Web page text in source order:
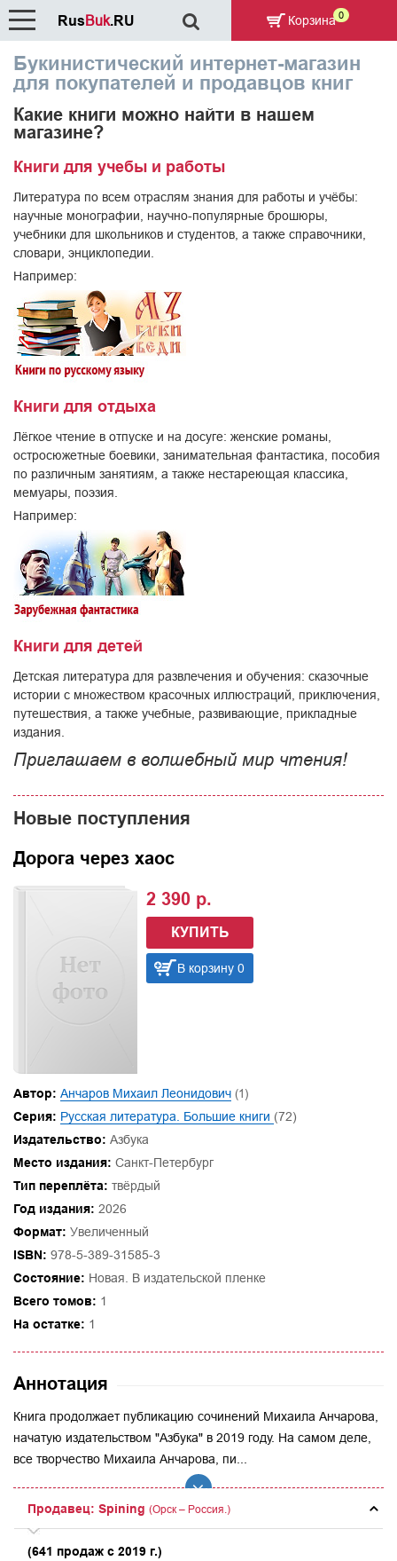
Букинистический интернет-магазин
для покупателей и продавцов книг
Какие книги можно найти в нашем
магазине?
Книги для учебы и работы
Литература по всем отраслям знания для работы и учёбы:
научные монографии, научно-популярные брошюры,
учебники для школьников и студентов, а также справочники,
словари, энциклопедии.
Например:
Книги для отдыха
Лёгкое чтение в отпуске и на досуге: женские романы,
остросюжетные боевики, занимательная фантастика, пособия
по различным занятиям, а также нестареющая классика,
мемуары, поэзия.
Например:
Книги для детей
Детская литература для развлечения и обучения: сказочные
истории с множеством красочных иллюстраций, приключения,
путешествия, а также учебные, развивающие, прикладные
издания.
Приглашаем в волшебный мир чтения!
Новые поступления
Дорога через хаос
2 390 р.
КУПИТЬ
В корзину 0
Автор: Анчаров Михаил Леонидович (1)
Серия: Русская литература. Большие книги (72)
Издательство: Азбука
Место издания: Санкт-Петербург
Тип переплёта: твёрдый
Год издания: 2026
Формат: Увеличенный
ISBN: 978-5-389-31585-3
Состояние: Новая. В издательской пленке
Всего томов: 1
На остатке: 1
Аннотация
Книга продолжает публикацию сочинений Михаила Анчарова,
начатую издательством "Азбука" в 2019 году. На самом деле,
все творчество Михаила Анчарова, пи...
Продавец: Spining (Орск – Россия.)
(641 продаж с 2019 г.)
RusBuk.RU Корзина 0